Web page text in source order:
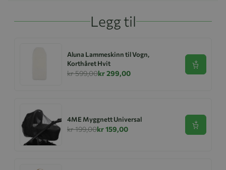
Legg til
Aluna Lammeskinn til Vogn,
Korthåret Hvit
kr 599,00kr 299,00
Se
4ME Myggnett Universal
kr 199,00kr 159,00 Se